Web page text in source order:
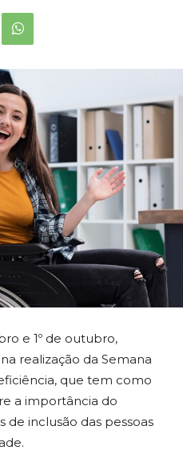
e 1º de outubro,
realização da Semana
que tem como
a importância do
inclusão das pessoas